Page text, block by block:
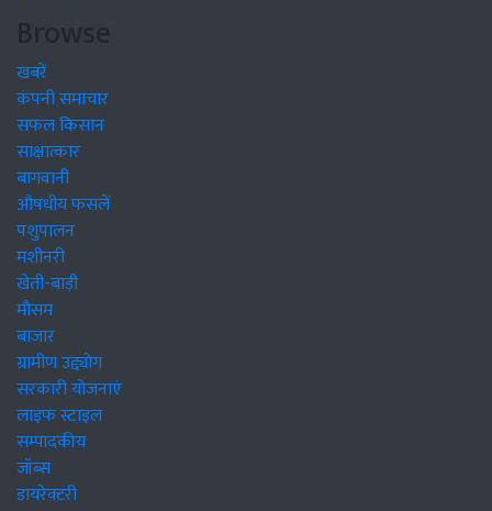
Browse
खबरें
कंपनी समाचार
सफल किसान
साक्षात्कार
बागवानी
औषधीय फसलें
पशुपालन
मशीनरी
खेती-बाड़ी
मौसम
बाजार
ग्रामीण उद्द्योग
सरकारी योजनाएं
लाइफ स्टाइल
सम्पादकीय
जॉब्स
डायरेक्टरी